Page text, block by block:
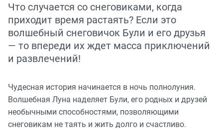
Что случается со снеговиками, когда
приходит время растаять? Если это
волшебный снеговичок Були и его друзья
— то впереди их ждет масса приключений
и развлечений!
Чудесная история начинается в ночь полнолуния.
Волшебная Луна наделяет Були, его родных и друзей
необычными способностями, позволяющими
снеговикам не таять и жить долго и счастливо.